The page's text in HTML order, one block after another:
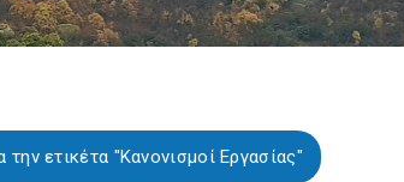
ετικέτα "Κανονισμοί Εργασίας"